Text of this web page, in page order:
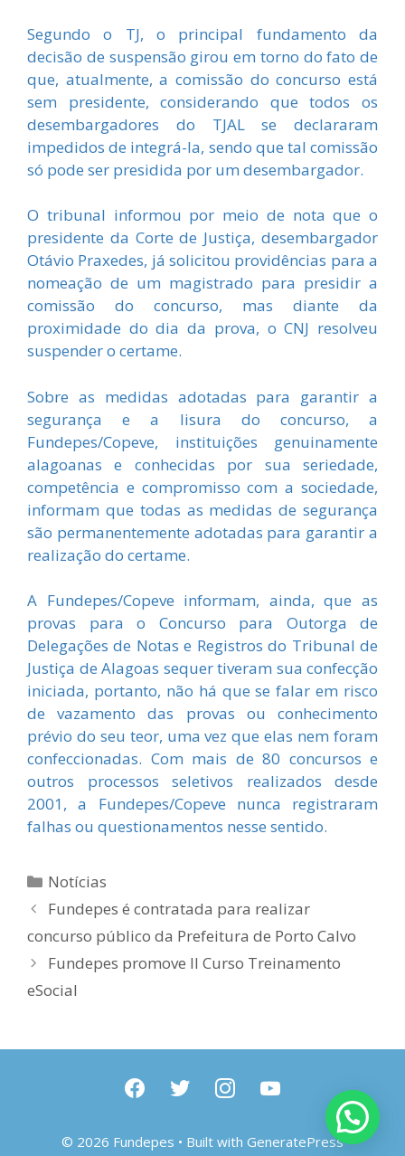
Segundo o TJ, o principal fundamento da
decisão de suspensão girou em torno do fato de
que, atualmente, a comissão do concurso está
sem presidente, considerando que todos os
desembargadores do TJAL se declararam
impedidos de integrá-la, sendo que tal comissão
só pode ser presidida por um desembargador.
O tribunal informou por meio de nota que o
presidente da Corte de Justiça, desembargador
Otávio Praxedes, já solicitou providências para a
nomeação de um magistrado para presidir a
comissão do concurso, mas diante da
proximidade do dia da prova, o CNJ resolveu
suspender o certame.
Sobre as medidas adotadas para garantir a
segurança e a lisura do concurso, a
Fundepes/Copeve, instituições genuinamente
alagoanas e conhecidas por sua seriedade,
competência e compromisso com a sociedade,
informam que todas as medidas de segurança
são permanentemente adotadas para garantir a
realização do certame.
A Fundepes/Copeve informam, ainda, que as
provas para o Concurso para Outorga de
Delegações de Notas e Registros do Tribunal de
Justiça de Alagoas sequer tiveram sua confecção
iniciada, portanto, não há que se falar em risco
de vazamento das provas ou conhecimento
prévio do seu teor, uma vez que elas nem foram
confeccionadas. Com mais de 80 concursos e
outros processos seletivos realizados desde
2001, a Fundepes/Copeve nunca registraram
falhas ou questionamentos nesse sentido.
Categorias
Notícias
Fundepes é contratada para realizar
concurso público da Prefeitura de Porto Calvo
Fundepes promove II Curso Treinamento
eSocial
facebooktwitter instagramyoutube
© 2026 Fundepes • Built with GeneratePress